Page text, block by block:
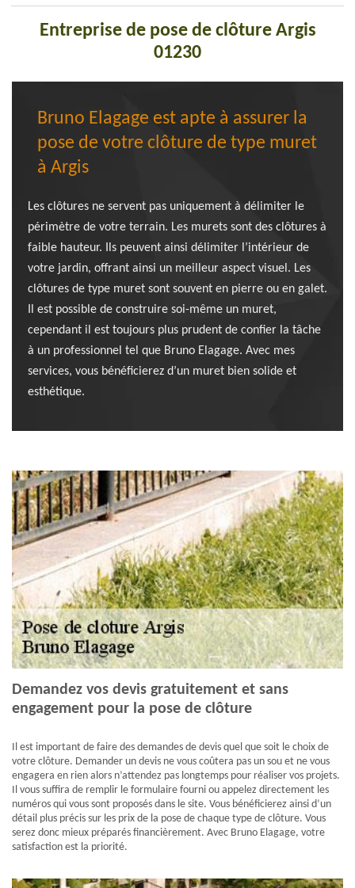
Entreprise de pose de clôture Argis
01230
Bruno Elagage est apte à assurer la
pose de votre clôture de type muret
à Argis
Les clôtures ne servent pas uniquement à délimiter le
périmètre de votre terrain. Les murets sont des clôtures à
faible hauteur. Ils peuvent ainsi délimiter l’intérieur de
votre jardin, offrant ainsi un meilleur aspect visuel. Les
clôtures de type muret sont souvent en pierre ou en galet.
Il est possible de construire soi-même un muret,
cependant il est toujours plus prudent de confier la tâche
à un professionnel tel que Bruno Elagage. Avec mes
services, vous bénéficierez d’un muret bien solide et
esthétique.
Demandez vos devis gratuitement et sans
engagement pour la pose de clôture
Il est important de faire des demandes de devis quel que soit le choix de
votre clôture. Demander un devis ne vous coûtera pas un sou et ne vous
engagera en rien alors n’attendez pas longtemps pour réaliser vos projets.
Il vous suffira de remplir le formulaire fourni ou appelez directement les
numéros qui vous sont proposés dans le site. Vous bénéficierez ainsi d’un
détail plus précis sur les prix de la pose de chaque type de clôture. Vous
serez donc mieux préparés financièrement. Avec Bruno Elagage, votre
satisfaction est la priorité.